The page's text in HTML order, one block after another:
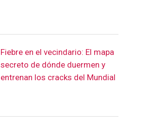
Fiebre en el vecindario: El mapa
secreto de dónde duermen y
entrenan los cracks del Mundial